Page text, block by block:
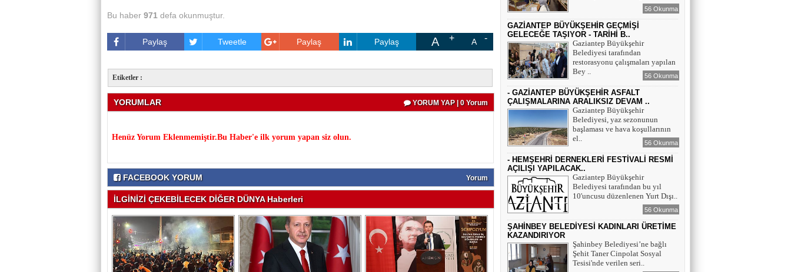
Bu haber 971 defa okunmuştur.
Paylaş Tweetle Paylaş Paylaş A A
Etiketler :
YORUMLAR YORUM YAP | 0 Yorum
Henüz Yorum Eklenmemiştir.Bu Haber'e ilk yorum yapan siz olun.
FACEBOOK YORUM Yorum
İLGİNİZİ ÇEKEBİLECEK DİĞER DÜNYA Haberleri
56 Okunma
GAZİANTEP BÜYÜKŞEHİR GEÇMİŞİ
GELECEĞE TAŞIYOR - TARİHİ B..
Gaziantep Büyükşehir
Belediyesi tarafından
restorasyonu çalışmaları yapılan
Bey ..
56 Okunma
- GAZİANTEP BÜYÜKŞEHİR ASFALT
ÇALIŞMALARINA ARALIKSIZ DEVAM ..
Gaziantep Büyükşehir
Belediyesi, yaz sezonunun
başlaması ve hava koşullarının
el..
56 Okunma
- HEMŞEHRİ DERNEKLERİ FESTİVALİ RESMİ
AÇILIŞI YAPILACAK..
Gaziantep Büyükşehir
Belediyesi tarafından bu yıl
10'uncusu düzenlenen Yurt Dışı..
56 Okunma
ŞAHİNBEY BELEDİYESİ KADINLARI ÜRETİME
KAZANDIRIYOR
Şahinbey Belediyesi’ne bağlı
Şehit Taner Cinpolat Sosyal
Tesisi'nde verilen seri..